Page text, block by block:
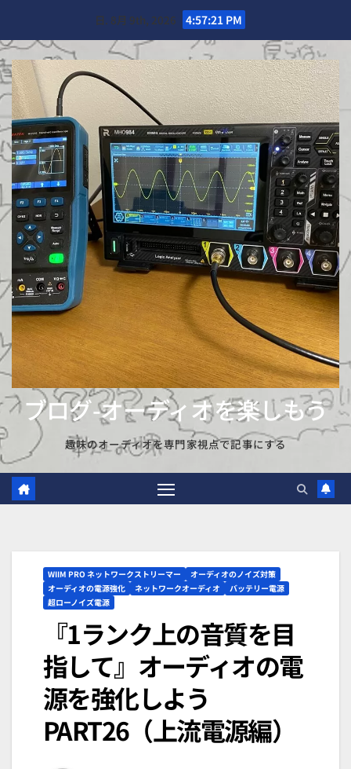
content
日. 8月 9th, 2026 4:57:22 PM
ブログ-オーディオを楽しもう
趣味のオーディオを専門家視点で記事にする
WIIM PRO ネットワークストリーマー
オーディオのノイズ対策
オーディオの電源強化
ネットワークオーディオ
バッテリー電源
超ローノイズ電源
『1ランク上の音質を目
指して』オーディオの電
源を強化しよう
PART26（上流電源編）